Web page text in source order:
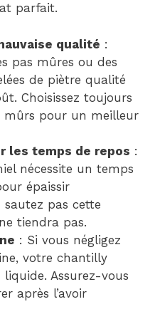
parfait.
qualité :
pas mûres ou des
de piètre qualité
Choisissez toujours
pour un meilleur
les temps de repos :
nécessite un temps
épaissir
pas cette
tiendra pas.
: Si vous négligez
votre chantilly
liquide. Assurez-vous
après l’avoir